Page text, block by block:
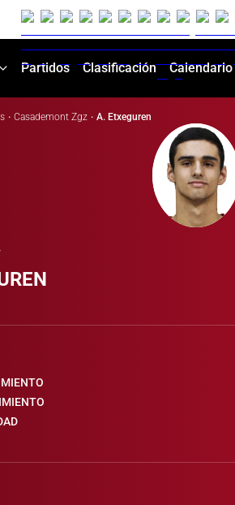
Partidos Clasificación Calendario
· Casademont Zgz · A. Etxeguren